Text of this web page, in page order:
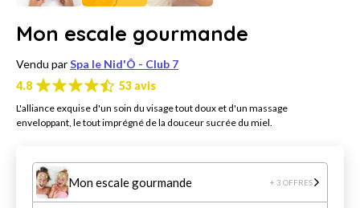
Mon escale gourmande
Vendu parSpa le Nid'Ô - Club 7
4.8
53 avis
L'alliance exquise d'un soin du visage tout doux et d'un massage
enveloppant, le tout imprégné de la douceur sucrée du miel.
Mon escale gourmande + 3 OFFRES